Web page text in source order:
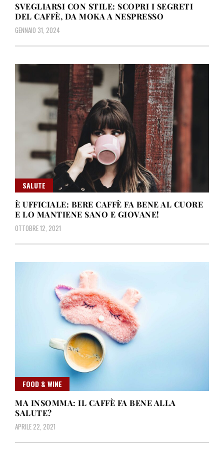
SVEGLIARSI CON STILE: SCOPRI I SEGRETI
DEL CAFFÈ, DA MOKA A NESPRESSO
GENNAIO 31, 2024
SALUTE
È UFFICIALE: BERE CAFFÈ FA BENE AL CUORE
E LO MANTIENE SANO E GIOVANE!
OTTOBRE 12, 2021
FOOD & WINE
MA INSOMMA: IL CAFFÈ FA BENE ALLA
SALUTE?
APRILE 22, 2021